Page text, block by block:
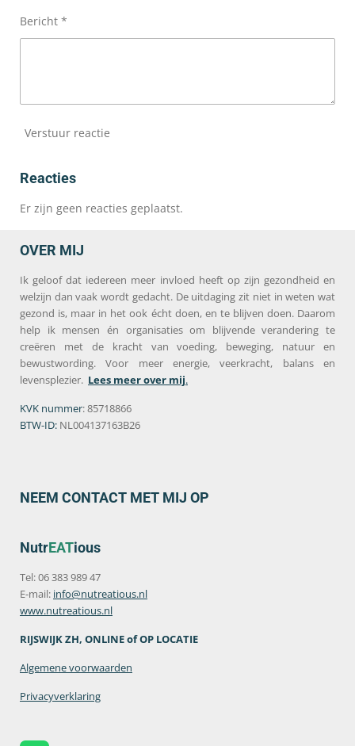
Bericht *
Verstuur reactie
Reacties
Er zijn geen reacties geplaatst.
OVER MIJ
Ik geloof dat iedereen meer invloed heeft op zijn gezondheid en
welzijn dan vaak wordt gedacht. De uitdaging zit niet in weten wat
gezond is, maar in het ook écht doen, en te blijven doen. Daarom
help ik mensen én organisaties om blijvende verandering te
creëren met de kracht van voeding, beweging, natuur en
bewustwording. Voor meer energie, veerkracht, balans en
levensplezier. Lees meer over mij.
KVK nummer: 85718866
BTW-ID: NL004137163B26
NEEM CONTACT MET MIJ OP
NutrEATious
Tel: 06 383 989 47
E-mail: info@nutreatious.nl
www.nutreatious.nl
RIJSWIJK ZH, ONLINE of OP LOCATIE
Algemene voorwaarden
Privacyverklaring